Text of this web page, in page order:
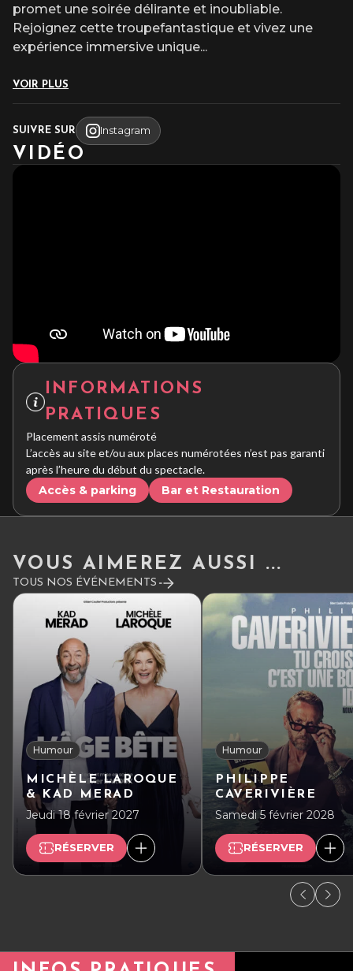
promet une soirée délirante et inoubliable.
Rejoignez cette troupefantastique et vivez une
expérience immersive unique...
VOIR PLUS
SUIVRE SUR Instagram
VIDÉO
INFORMATIONS
PRATIQUES
Placement assis numéroté
L’accès au site et/ou aux places numérotées n’est pas garanti
après l’heure du début du spectacle.
Accès & parking Bar et Restauration
VOUS AIMEREZ AUSSI ...
TOUS NOS ÉVÉNEMENTS
Humour
MICHÈLE LAROQUE
& KAD MERAD
Jeudi 18 février 2027
RÉSERVER
Humour
PHILIPPE
CAVERIVIÈRE
Samedi 5 février 2028
RÉSERVER